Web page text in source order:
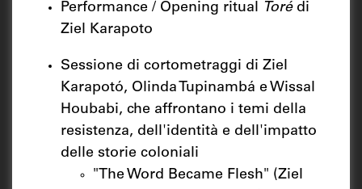
Performance / Opening ritual Toré di
Ziel Karapoto
Sessione di cortometraggi di Ziel
Karapotó, Olinda Tupinambá e Wissal
Houbabi, che affrontano i temi della
resistenza, dell'identità e dell'impatto
delle storie coloniali
"The Word Became Flesh" (Ziel